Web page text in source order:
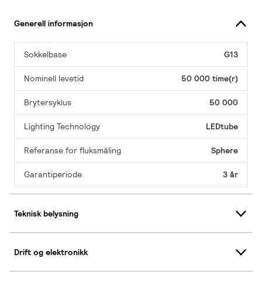
Generell informasjon
Sokkelbase G13
Nominell levetid 50 000 time(r)
Brytersyklus 50 000
Lighting Technology LEDtube
Referanse for fluksmåling Sphere
Garantiperiode 3 år
Teknisk belysning
Drift og elektronikk